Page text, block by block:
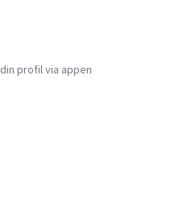
profil via appen